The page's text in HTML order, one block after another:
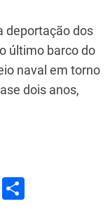
deportação dos
último barco do
naval em torno
dois anos,
Li